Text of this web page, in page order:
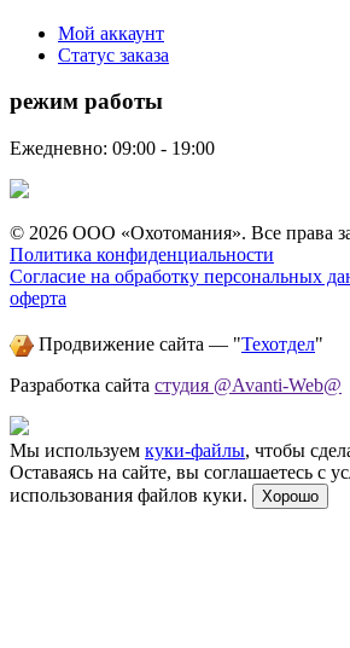
Мой аккаунт
Статус заказа
режим работы
Ежедневно: 09:00 - 19:00
© 2026 ООО «Охотомания». Все права
Политика конфиденциальности
Согласие на обработку персональных
оферта
Продвижение сайта — "Техотдел"
Разработка сайта студия @Avanti-Web@
Мы используем куки-файлы, чтобы
Оставаясь на сайте, вы соглашаетесь с
использования файлов куки.
Хорошо